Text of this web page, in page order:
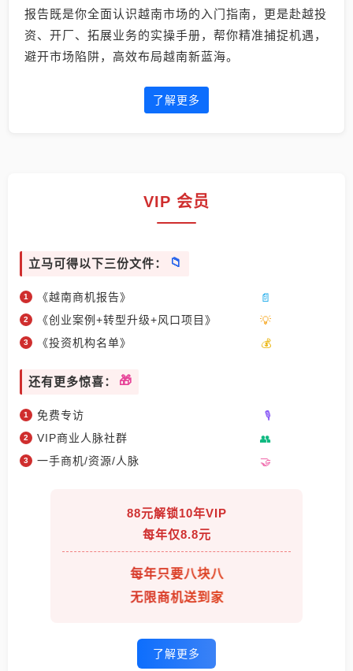
报告既是你全面认识越南市场的入门指南，更是赴越投
资、开厂、拓展业务的实操手册，帮你精准捕捉机遇，
避开市场陷阱，高效布局越南新蓝海。
了解更多
VIP 会员
立马可得以下三份文件：
《越南商机报告》
《创业案例+转型升级+风口项目》
《投资机构名单》
还有更多惊喜：
免费专访
VIP商业人脉社群
一手商机/资源/人脉
88元解锁10年VIP
每年仅8.8元
每年只要八块八
无限商机送到家
了解更多